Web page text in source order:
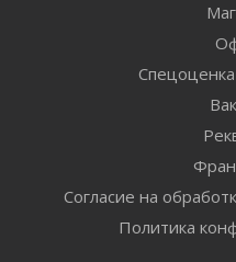
Согласие на
Политика